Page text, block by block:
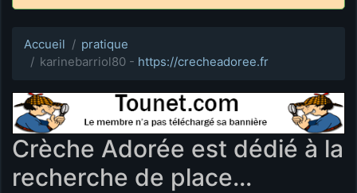
Accueil
pratique
karinebarriol80 - https://crecheadoree.fr
Crèche Adorée est dédié à la
recherche de place...